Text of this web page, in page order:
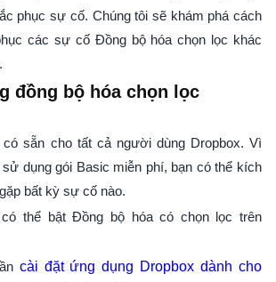
phục sự cố. Chúng tôi sẽ khám phá cách
các sự cố Đồng bộ hóa chọn lọc khác
đồng bộ hóa chọn lọc
sẵn cho tất cả người dùng Dropbox. Vì
dụng gói Basic miễn phí, bạn có thể kích
bất kỳ sự cố nào.
thể bật Đồng bộ hóa có chọn lọc trên
cài đặt ứng dụng Dropbox dành cho